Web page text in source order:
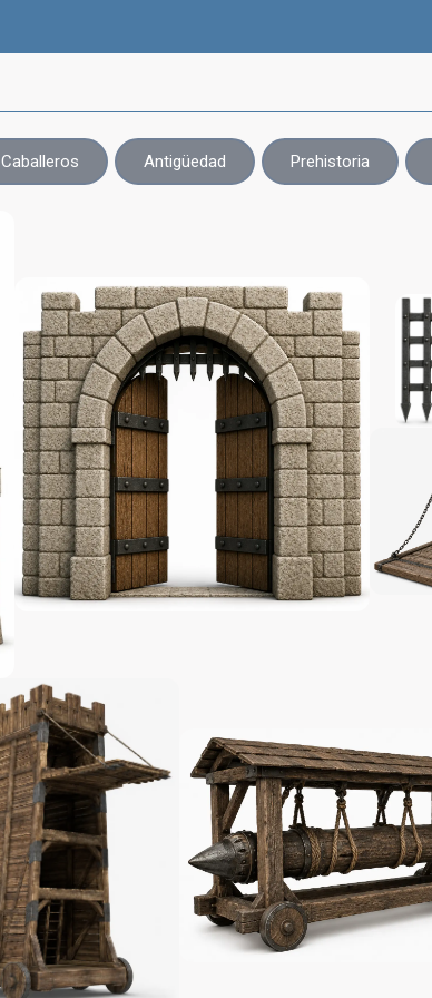
Caballeros Antigüedad Prehistoria